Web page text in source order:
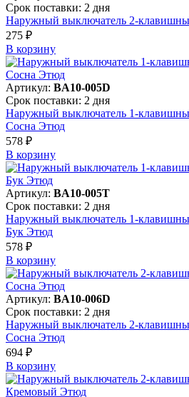
Срок поставки: 2 дня
Наружный выключатель 2-
275 ₽
В корзинy
Артикул: BA10-005D
Срок поставки: 2 дня
Наружный выключатель 1-
Сосна Этюд
578 ₽
В корзинy
Артикул: BA10-005T
Срок поставки: 2 дня
Наружный выключатель 1-
Бук Этюд
578 ₽
В корзинy
Артикул: BA10-006D
Срок поставки: 2 дня
Наружный выключатель 2-
Сосна Этюд
694 ₽
В корзинy